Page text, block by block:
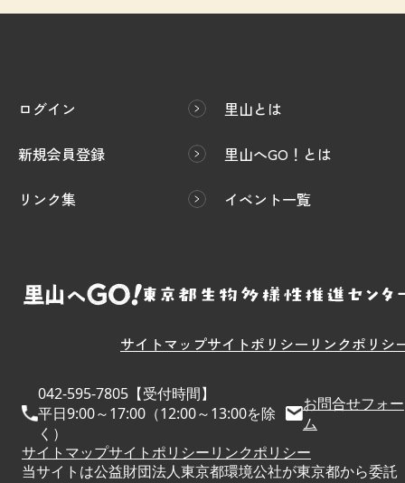
ログイン
新規会員登録
リンク集
里山とは
里山へGO！とは
イベント一覧
サイトマップサイトポリシー リンクポリシ
042-595-7805【受付時間】
平日9:00～17:00（12:00～13:00を除
く）
お問合せフォー
ム
サイトマップサイトポリシーリンクポリシー
当サイトは公益財団法人東京都環境公社が東京都から委託